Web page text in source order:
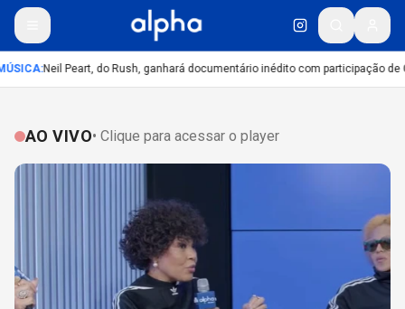
:Neil Peart, do Rush, ganhará documentário inédito com participação de
AO VIVO• Clique para acessar o player